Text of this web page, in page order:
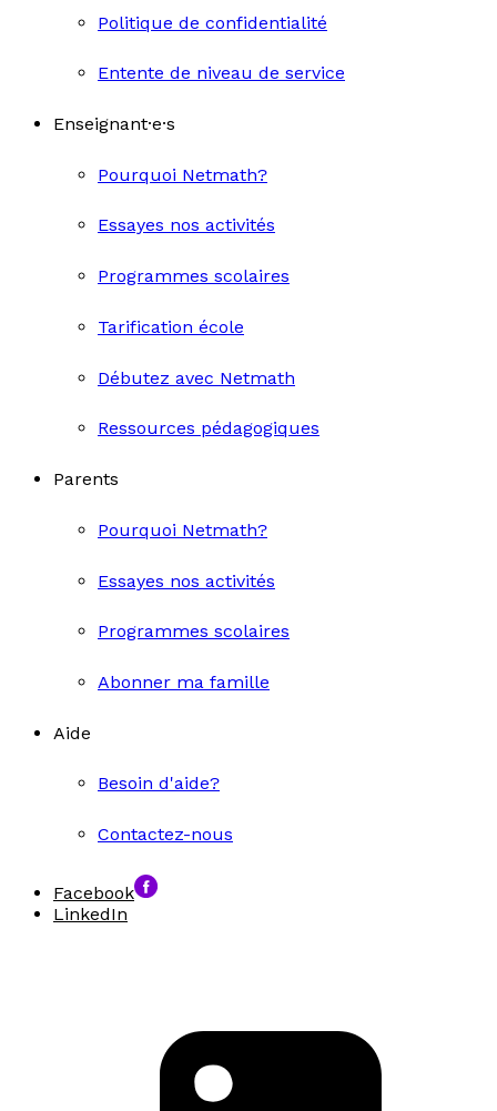
Politique de confidentialité
Entente de niveau de service
Enseignant·e·s
Pourquoi Netmath?
Essayes nos activités
Programmes scolaires
Tarification école
Débutez avec Netmath
Ressources pédagogiques
Parents
Pourquoi Netmath?
Essayes nos activités
Programmes scolaires
Abonner ma famille
Aide
Besoin d'aide?
Contactez-nous
Facebook
LinkedIn